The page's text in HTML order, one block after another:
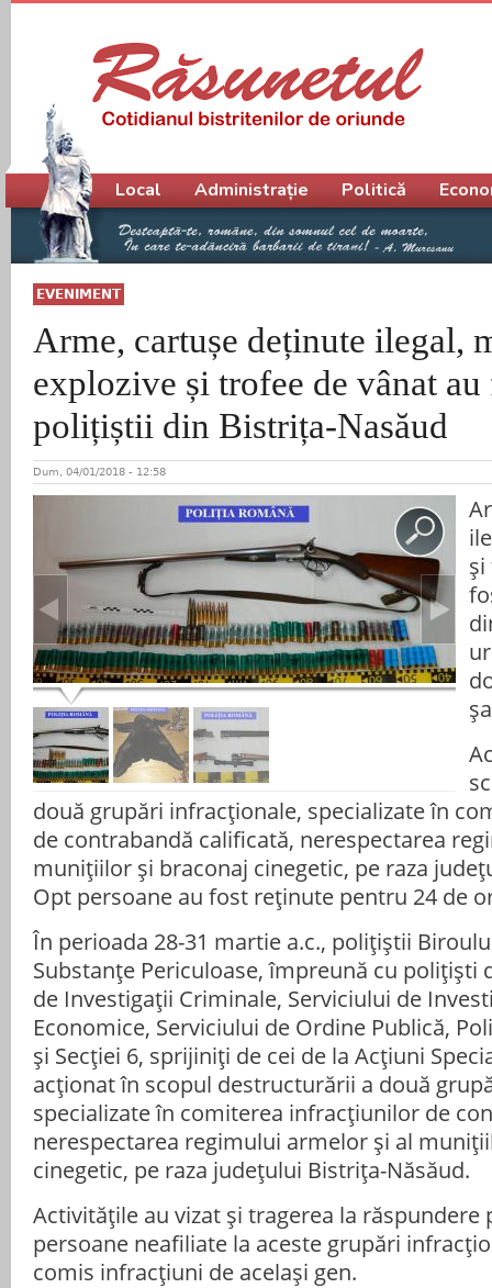
EVENIMENT
Arme, cartușe deținute ilegal,
explozive și trofee de vânat
polițiștii din Bistrița-Nasăud
Dum, 04/01/2018 - 12:58
și
două grupări infracționale, specializate în
de contrabandă calificată, nerespectarea
munițiilor și braconaj cinegetic, pe raza
Opt persoane au fost reținute pentru 24 de
În perioada 28-31 martie a.c., polițiștii
Substanțe Periculoase, împreună cu polițiști
de Investigații Criminale, Serviciului de
Economice, Serviciului de Ordine Publică,
și Secției 6, sprijiniți de cei de la Acțiuni
acționat în scopul destructurării a două
specializate în comiterea infracțiunilor de
nerespectarea regimului armelor și al
cinegetic, pe raza județului Bistrița-Năsăud.
Activitățile au vizat și tragerea la
persoane neafiliate la aceste grupări
comis infracțiuni de același gen.
Meniu principal
Local Administrație Politică